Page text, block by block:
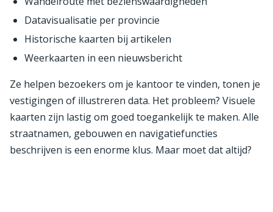
Datavisualisatie per provincie
Historische kaarten bij artikelen
Weerkaarten in een nieuwsbericht
Ze helpen bezoekers om je kantoor te vinden, tonen je
vestigingen of illustreren data. Het probleem? Visuele
kaarten zijn lastig om goed toegankelijk te maken. Alle
straatnamen, gebouwen en navigatiefuncties
beschrijven is een enorme klus. Maar moet dat altijd?